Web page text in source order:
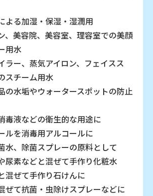
よる加湿・保湿・湿潤用
、美容院、美容室、理容室での美顔
用水
ラー、蒸気アイロン、フェイスス
スチーム用水
の水垢やウォータースポットの防止
毒液などの衛生的な用途に
ルを消毒用アルコールに
水、除菌スプレーの原料として
尿素などと混ぜて手作り化粧水
混ぜて手作り石けんに
ぜて抗菌・虫除けスプレーなどに